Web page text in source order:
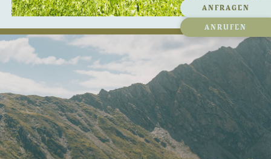
ANFRAGEN
ANRUFEN